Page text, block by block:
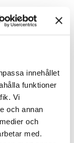
innehållet
funktioner
Vi
och annan
och
med.